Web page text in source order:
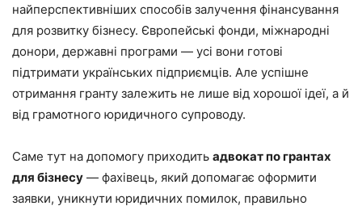
найперспективніших способів залучення фінансування
для розвитку бізнесу. Європейські фонди, міжнародні
донори, державні програми — усі вони готові
підтримати українських підприємців. Але успішне
отримання гранту залежить не лише від хорошої ідеї, а й
від грамотного юридичного супроводу.
Саме тут на допомогу приходить адвокат по грантах
для бізнесу — фахівець, який допомагає оформити
заявки, уникнути юридичних помилок, правильно